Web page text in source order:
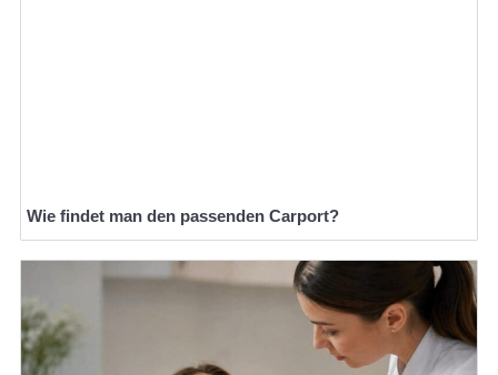
Wie findet man den passenden Carport?